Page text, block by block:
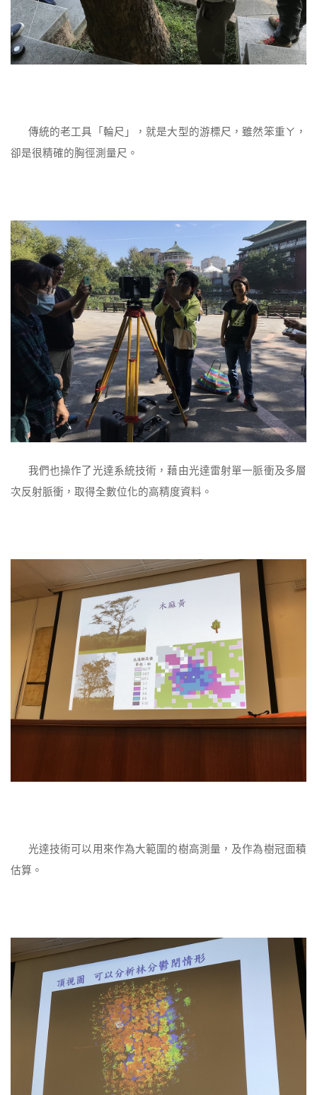
傳統的老工具「輪尺」，就是大型的游標尺，雖然笨重ㄚ，
卻是很精確的胸徑測量尺。
我們也操作了光達系統技術，藉由光達雷射單一脈衝及多層
次反射脈衝，取得全數位化的高精度資料。
光達技術可以用來作為大範圍的樹高測量，及作為樹冠面積
估算。